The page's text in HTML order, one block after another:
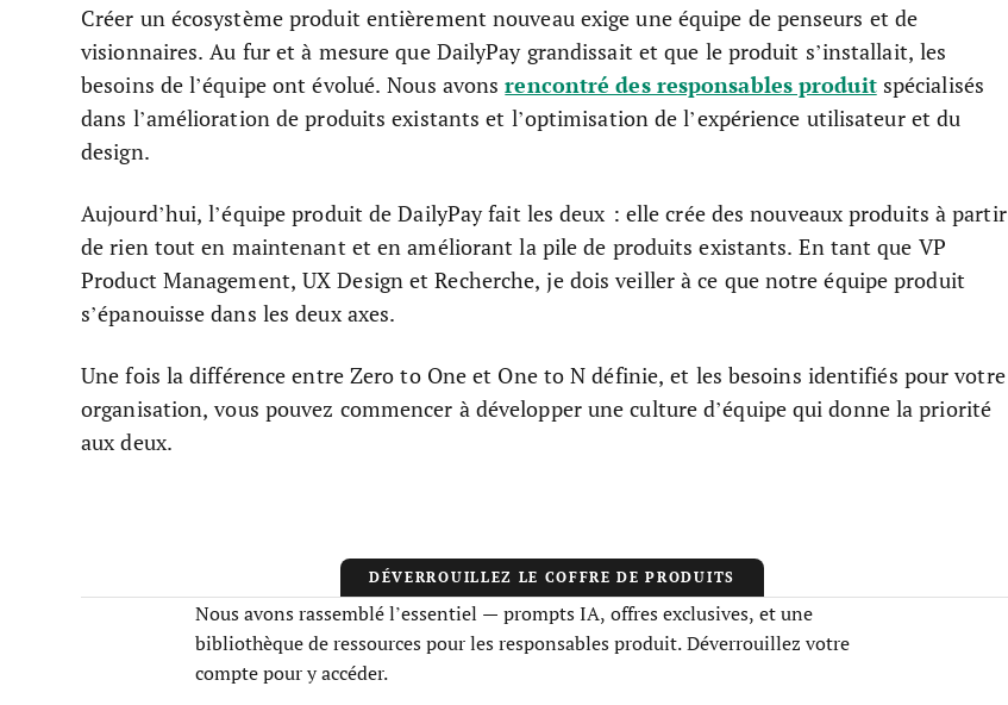
Créer un écosystème produit entièrement nouveau exige une équipe de penseurs et de
visionnaires. Au fur et à mesure que DailyPay grandissait et que le produit s’installait, les
besoins de l’équipe ont évolué. Nous avonsrencontré des responsables produitspécialisés
dans l’amélioration de produits existants et l’optimisation de l’expérience utilisateur et du
design.
Aujourd’hui, l’équipe produit de DailyPay fait les deux : elle crée des nouveaux produits à partir
de rien tout en maintenant et en améliorant la pile de produits existants. En tant que VP
Product Management, UX Design et Recherche, je dois veiller à ce que notre équipe produit
s’épanouisse dans les deux axes.
Une fois la différence entre Zero to One et One to N définie, et les besoins identifiés pour votre
organisation, vous pouvez commencer à développer une culture d’équipe qui donne la priorité
aux deux.
DÉVERROUILLEZ LE COFFRE DE PRODUITS
Nous avons rassemblé l’essentiel — prompts IA, offres exclusives, et une
bibliothèque de ressources pour les responsables produit. Déverrouillez votre
compte pour y accéder.